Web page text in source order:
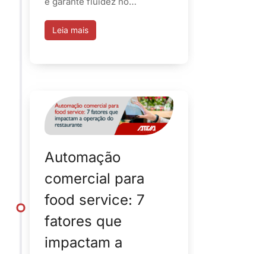
Leia mais
Automação
comercial para
food service: 7
fatores que
impactam a